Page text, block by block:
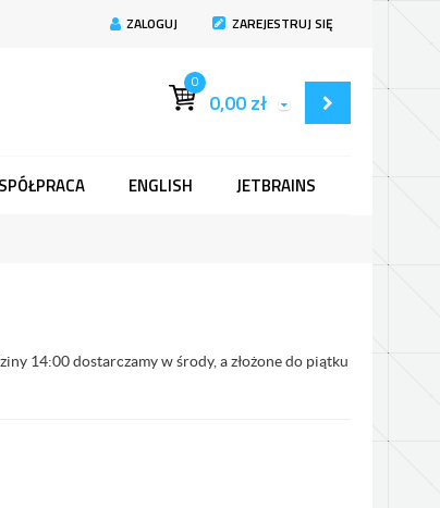
ZALOGUJ ZAREJESTRUJ SIĘ
0
0,00zł
ENGLISH JETBRAINS
14:00 dostarczamy w środy, a złożone do piątku